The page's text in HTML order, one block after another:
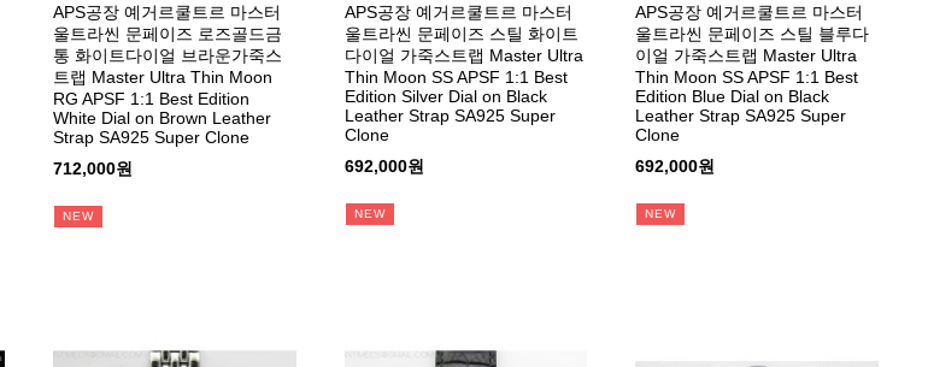
APS공장 예거르쿨트르 마스터
울트라씬 문페이즈 로즈골드금
통 화이트다이얼 브라운가죽스
트랩 Master Ultra Thin Moon
RG APSF 1:1 Best Edition
White Dial on Brown Leather
Strap SA925 Super Clone
712,000원
NEW
APS공장 예거르쿨트르 마스터
울트라씬 문페이즈 스틸 화이트
다이얼 가죽스트랩 Master Ultra
Thin Moon SS APSF 1:1 Best
Edition Silver Dial on Black
Leather Strap SA925 Super
Clone
692,000원
NEW
APS공장 예거르쿨트르 마스터
울트라씬 문페이즈 스틸 블루다
이얼 가죽스트랩 Master Ultra
Thin Moon SS APSF 1:1 Best
Edition Blue Dial on Black
Leather Strap SA925 Super
Clone
692,000원
NEW